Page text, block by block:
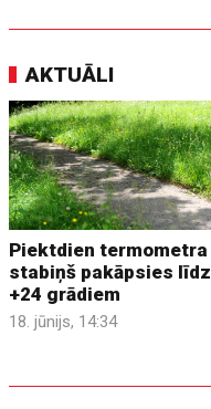
AKTUĀLI
Piektdien termometra
stabiņš pakāpsies līdz
+24 grādiem
18. jūnijs, 14:34